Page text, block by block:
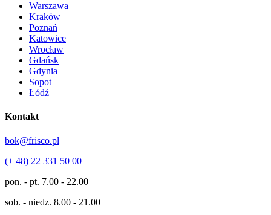
Warszawa
Kraków
Poznań
Katowice
Wrocław
Gdańsk
Gdynia
Sopot
Łódź
Kontakt
bok@frisco.pl
(+ 48) 22 331 50 00
pon. - pt. 7.00 - 22.00
sob. - niedz. 8.00 - 21.00